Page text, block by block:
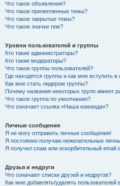
Что такое объявления?
Что такое прилепленные темы?
Что такое закрытые темы?
Что такое значки тем?
Уровни пользователей и группы
Кто такие администраторы?
Кто такие модераторы?
Что такое группы пользователей?
Где находятся группы и как мне вступить в
Как мне стать лидером группы?
Почему названия некоторых групп имеют
Что такое группа по умолчанию?
Что означает ссылка «Наша команда»?
Личные сообщения
Я не могу отправить личные сообщения!
Я постоянно получаю нежелательные
Я получил спам или оскорбительный email
Друзья и недруги
Что означают списки друзей и недругов?
Как мне добавлять/удалять пользователей